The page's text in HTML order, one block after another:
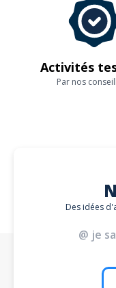
Activités
Par nos
Des idées